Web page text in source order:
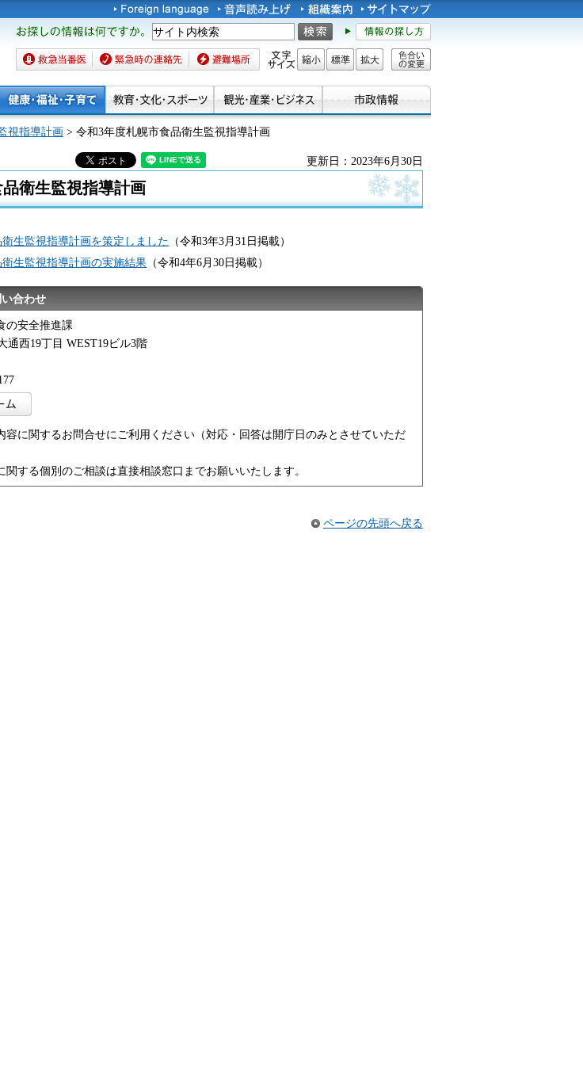
お探しの情報は何です
か。
救急当番医 緊急時の連絡先 避難場所 文字サイズ
縮小 標準 拡大
色合い
視指導計画 > 令和3年度札幌市食品衛生監視指導計画
更新日：2023年6月30日
衛生監視指導計画
生監視指導計画を策定しました （令和3年3月31日掲載）
生監視指導計画の実施結果 （令和4年6月30日掲載）
合わせ
の安全推進課
通西19丁目 WEST19ビル3階
容に関するお問合せにご利用ください（対応・回答は開庁日のみとさせていただ
する個別のご相談は直接相談窓口までお願いいたします。
ページの先頭へ戻る